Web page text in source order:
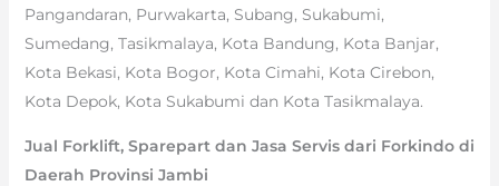
Pangandaran, Purwakarta, Subang, Sukabumi,
Sumedang, Tasikmalaya, Kota Bandung, Kota Banjar,
Kota Bekasi, Kota Bogor, Kota Cimahi, Kota Cirebon,
Kota Depok, Kota Sukabumi dan Kota Tasikmalaya.
Jual Forklift, Sparepart dan Jasa Servis dari Forkindo di
Daerah Provinsi Jambi